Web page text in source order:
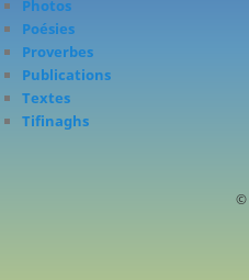
Photos
Poésies
Proverbes
Publications
Textes
Tifinaghs
©